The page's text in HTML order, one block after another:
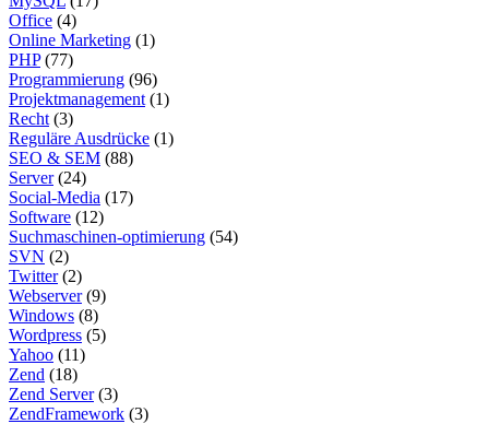
Office (4)
Online Marketing (1)
PHP(77)
Programmierung (96)
Projektmanagement (1)
Recht (3)
Reguläre Ausdrücke (1)
SEO & SEM (88)
Server(24)
Social-Media (17)
Software (12)
Suchmaschinen-optimierung (54)
SVN (2)
Twitter(2)
Webserver(9)
Windows (8)
Wordpress (5)
Yahoo (11)
Zend (18)
Zend Server(3)
ZendFramework (3)